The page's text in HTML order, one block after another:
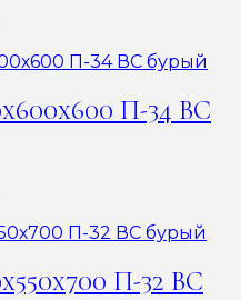
П-34 ВС
П-32 ВС